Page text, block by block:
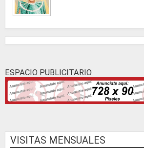
ESPACIO PUBLICITARIO
VISITAS MENSUALES